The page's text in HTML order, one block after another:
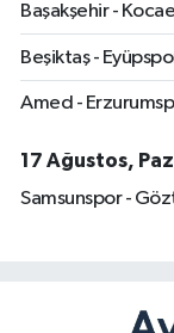
Başakşehir -
Beşiktaş -
Amed -
17 Ağustos,
Samsunspor -